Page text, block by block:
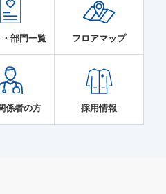
部門一覧 フロアマップ
係者の方 採用情報